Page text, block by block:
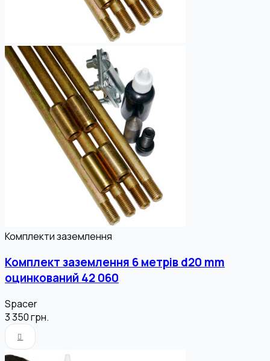
Комплекти заземлення
Комплект заземлення 6 метрів d20 mm
оцинкований 42 060
Spacer
3 350грн.